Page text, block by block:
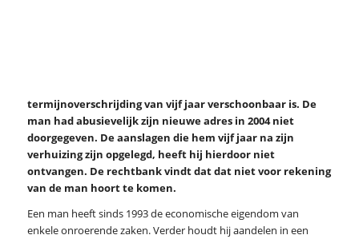
termijnoverschrijding van vijf jaar verschoonbaar is. De
man had abusievelijk zijn nieuwe adres in 2004 niet
doorgegeven. De aanslagen die hem vijf jaar na zijn
verhuizing zijn opgelegd, heeft hij hierdoor niet
ontvangen. De rechtbank vindt dat dat niet voor rekening
van de man hoort te komen.
Een man heeft sinds 1993 de economische eigendom van
enkele onroerende zaken. Verder houdt hij aandelen in een